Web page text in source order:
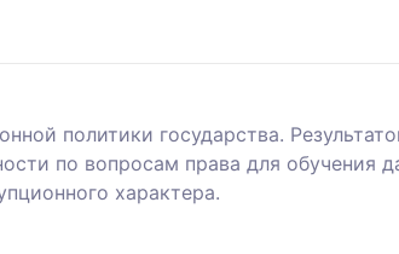
политики государства.
по вопросам права для обучения
характера.